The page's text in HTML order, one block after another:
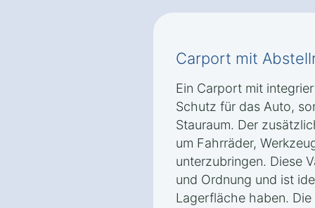
Carport mit
Ein Carport mit
Schutz für das Auto,
Stauraum. Der
um Fahrräder,
unterzubringen. Diese
und Ordnung und ist
Lagerfläche haben.